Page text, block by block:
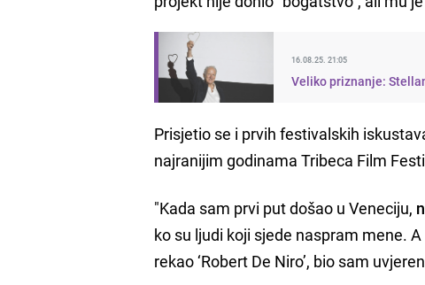
16.08.25. 21:05
Veliko priznanje:
Prisjetio se i prvih festivalskih
najranijim godinama Tribeca Film
"Kada sam prvi put došao u Veneciju,
ko su ljudi koji sjede naspram mene.
rekao ‘Robert De Niro’, bio sam